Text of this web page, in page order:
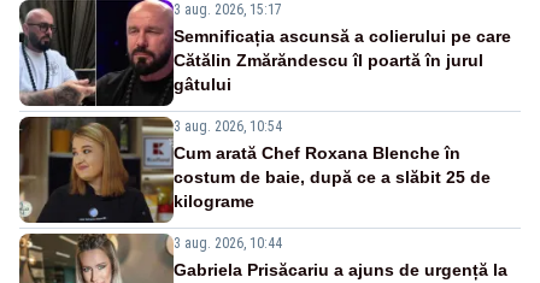
3 aug. 2026, 15:17
Semnificația ascunsă a colierului pe care
Cătălin Zmărăndescu îl poartă în jurul
gâtului
3 aug. 2026, 10:54
Cum arată Chef Roxana Blenche în
costum de baie, după ce a slăbit 25 de
kilograme
3 aug. 2026, 10:44
Gabriela Prisăcariu a ajuns de urgență la